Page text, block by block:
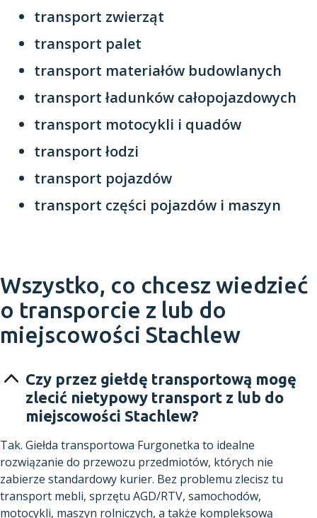
transport zwierząt
transport palet
transport materiałów budowlanych
transport ładunków całopojazdowych
transport motocykli i quadów
transport łodzi
transport pojazdów
transport części pojazdów i maszyn
Wszystko, co chcesz wiedzieć
o transporcie z lub do
miejscowości Stachlew
Czy przez giełdę transportową mogę
zlecić nietypowy transport z lub do
miejscowości Stachlew?
Tak. Giełda transportowa Furgonetka to idealne
rozwiązanie do przewozu przedmiotów, których nie
zabierze standardowy kurier. Bez problemu zlecisz tu
transport mebli, sprzętu AGD/RTV, samochodów,
motocykli, maszyn rolniczych, a także kompleksową